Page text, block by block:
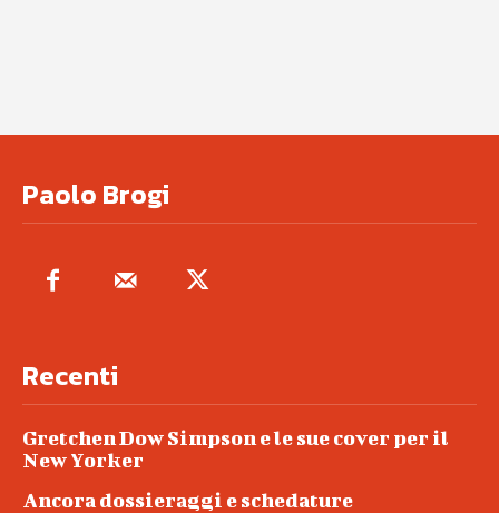
Paolo Brogi
Recenti
Gretchen Dow Simpson e le sue cover per il
New Yorker
Ancora dossieraggi e schedature